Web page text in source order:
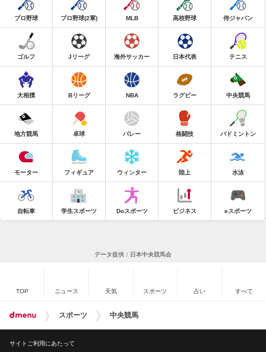
プロ野球 プロ野球(2軍) MLB 高校野球 侍ジャパン
ゴルフ Jリーグ 海外サッカー 日本代表 テニス
大相撲 Bリーグ NBA ラグビー 中央競馬
地方競馬 卓球 バレー 格闘技 バドミントン
モーター フィギュア ウィンター 陸上 水泳
自転車 学生スポーツ Doスポーツ ビジネス eスポーツ
データ提供：日本中央競馬会
TOP ニュース 天気 スポーツ 占い すべて
スポーツ 中央競馬
サイトご利用にあたって